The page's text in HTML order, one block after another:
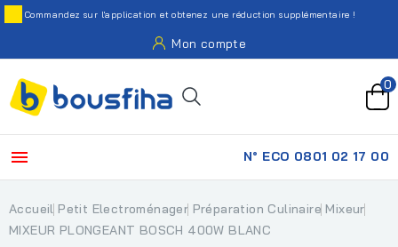
Commandez sur l'application et obtenez une réduction supplémentaire !
Mon compte
0
 N° ECO 0801 02 17 00
Accueil Petit Electroménager Préparation Culinaire Mixeur
MIXEUR PLONGEANT BOSCH 400W BLANC